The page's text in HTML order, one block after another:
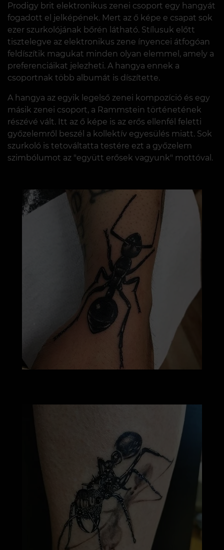
Prodigy brit elektronikus zenei csoport egy hangyát
fogadott el jelképének. Mert az ő képe e csapat sok
ezer szurkolójának bőrén látható. Stílusuk előtt
tisztelegve az elektronikus zene ínyencei átfogóan
feldíszítik magukat minden olyan elemmel, amely a
preferenciáikat jelezheti. A hangya ennek a
csoportnak több albumát is díszítette.
A hangya az egyik legelső zenei kompozíció és egy
másik zenei csoport, a Rammstein történetének
részévé vált. Itt az ő képe is az erős ellenfél feletti
győzelemről beszél a kollektív egyesülés miatt. Sok
szurkoló is tetováltatta testére ezt a győzelem
szimbólumot az "együtt erősek vagyunk" mottóval.